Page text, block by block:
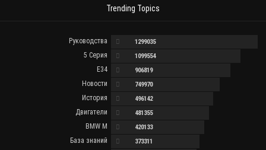
Trending Topics
Руководства 1299035
5 Серия 1099554
E34 906819
Новости 749970
История 496142
Двигатели 481355
BMW M 420133
База знаний 373311